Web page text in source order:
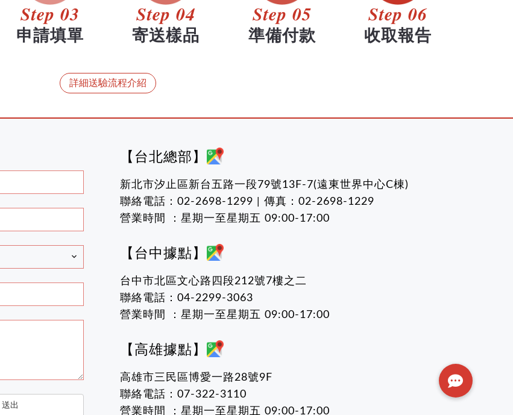
Step 03
申請填單
Step 04
寄送樣品
Step 05
準備付款
Step 06
收取報告
詳細送驗流程介紹
送出
【台北總部】
新北市汐止區新台五路一段79號13F-7(遠東世界中心C棟)
聯絡電話：02-2698-1299 | 傳真：02-2698-1229
營業時間 ：星期一至星期五 09:00-17:00
【台中據點】
台中市北區文心路四段212號7樓之二
聯絡電話：04-2299-3063
營業時間 ：星期一至星期五 09:00-17:00
【高雄據點】
高雄市三民區博愛一路28號9F
聯絡電話：07-322-3110
營業時間 ：星期一至星期五 09:00-17:00